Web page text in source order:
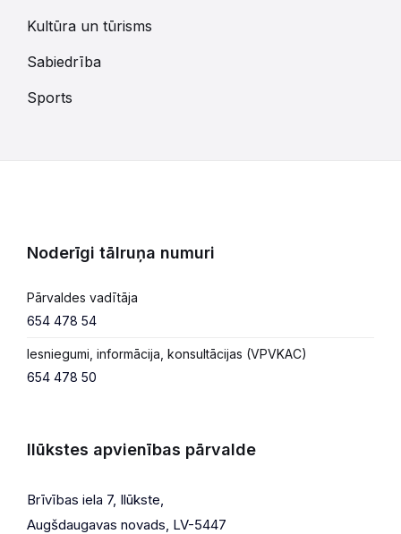
Kultūra un tūrisms
Sabiedrība
Sports
Noderīgi tālruņa numuri
Pārvaldes vadītāja
654 478 54
Iesniegumi, informācija, konsultācijas (VPVKAC)
654 478 50
Ilūkstes apvienības pārvalde
Brīvības iela 7, Ilūkste,
Augšdaugavas novads, LV-5447